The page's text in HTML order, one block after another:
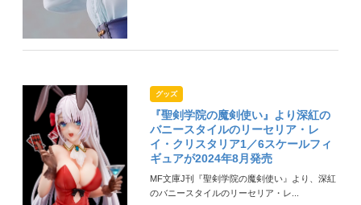
グッズ
『聖剣学院の魔剣使い』より深紅の
バニースタイルのリーセリア・レ
イ・クリスタリア1／6スケールフィ
ギュアが2024年8月発売
MF文庫J刊『聖剣学院の魔剣使い』より、深紅
のバニースタイルのリーセリア・レ...